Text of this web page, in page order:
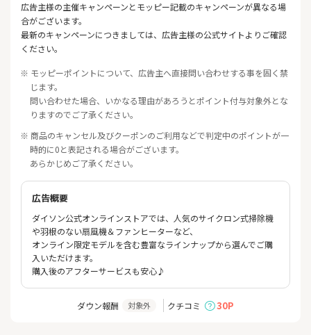
広告主様の主催キャンペーンとモッピー記載のキャンペーンが異なる場
合がございます。
最新のキャンペーンにつきましては、広告主様の公式サイトよりご確認
ください。
※ モッピーポイントについて、広告主へ直接問い合わせする事を固く禁
じます。
問い合わせた場合、いかなる理由があろうとポイント付与対象外とな
りますのでご了承ください。
※ 商品のキャンセル及びクーポンのご利用などで判定中のポイントが一
時的に0と表記される場合がございます。
あらかじめご了承ください。
広告概要
ダイソン公式オンラインストアでは、人気のサイクロン式掃除機
や羽根のない扇風機＆ファンヒーターなど、
オンライン限定モデルを含む豊富なラインナップから選んでご購
入いただけます。
購入後のアフターサービスも安心♪
ダウン報酬 対象外 クチコミ 30P